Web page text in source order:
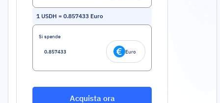
1 USDH = 0.857433 Euro
Si spende
Euro
Acquista ora